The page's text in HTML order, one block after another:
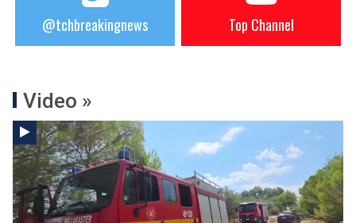
@tchbreakingnews Top Channel
Video »